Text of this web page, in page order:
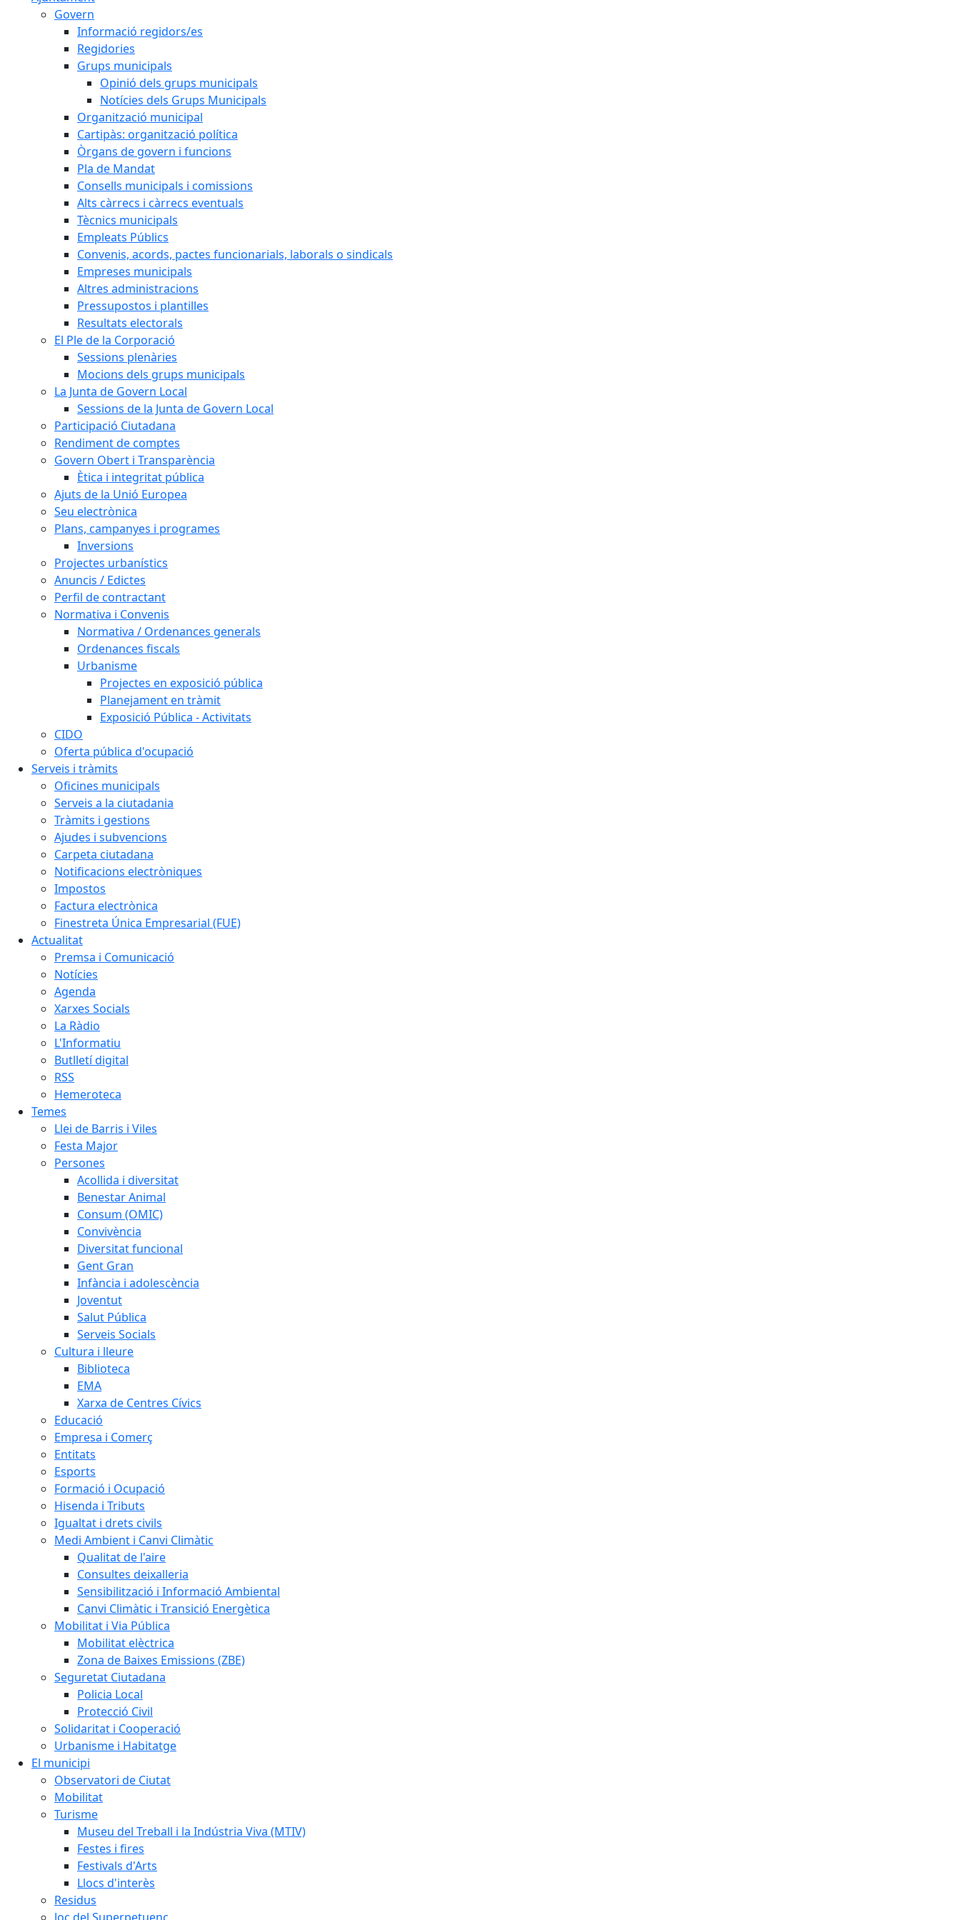
Govern
Informació regidors/es
Regidories
Grups municipals
Opinió dels grups municipals
Notícies dels Grups Municipals
Organització municipal
Cartipàs: organització política
Òrgans de govern i funcions
Pla de Mandat
Consells municipals i comissions
Alts càrrecs i càrrecs eventuals
Tècnics municipals
Empleats Públics
Convenis, acords, pactes funcionarials, laborals o sindicals
Empreses municipals
Altres administracions
Pressupostos i plantilles
Resultats electorals
El Ple de la Corporació
Sessions plenàries
Mocions dels grups municipals
La Junta de Govern Local
Sessions de la Junta de Govern Local
Participació Ciutadana
Rendiment de comptes
Govern Obert i Transparència
Ètica i integritat pública
Ajuts de la Unió Europea
Seu electrònica
Plans, campanyes i programes
Inversions
Projectes urbanístics
Anuncis / Edictes
Perfil de contractant
Normativa i Convenis
Normativa / Ordenances generals
Ordenances fiscals
Urbanisme
Projectes en exposició pública
Planejament en tràmit
Exposició Pública - Activitats
CIDO
Oferta pública d'ocupació
Serveis i tràmits
Oficines municipals
Serveis a la ciutadania
Tràmits i gestions
Ajudes i subvencions
Carpeta ciutadana
Notificacions electròniques
Impostos
Factura electrònica
Finestreta Única Empresarial (FUE)
Actualitat
Premsa i Comunicació
Notícies
Agenda
Xarxes Socials
La Ràdio
L'Informatiu
Butlletí digital
RSS
Hemeroteca
Temes
Llei de Barris i Viles
Festa Major
Persones
Acollida i diversitat
Benestar Animal
Consum (OMIC)
Convivència
Diversitat funcional
Gent Gran
Infància i adolescència
Joventut
Salut Pública
Serveis Socials
Cultura i lleure
Biblioteca
EMA
Xarxa de Centres Cívics
Educació
Empresa i Comerç
Entitats
Esports
Formació i Ocupació
Hisenda i Tributs
Igualtat i drets civils
Medi Ambient i Canvi Climàtic
Qualitat de l'aire
Consultes deixalleria
Sensibilització i Informació Ambiental
Canvi Climàtic i Transició Energètica
Mobilitat i Via Pública
Mobilitat elèctrica
Zona de Baixes Emissions (ZBE)
Seguretat Ciutadana
Policia Local
Protecció Civil
Solidaritat i Cooperació
Urbanisme i Habitatge
El municipi
Observatori de Ciutat
Mobilitat
Turisme
Museu del Treball i la Indústria Viva (MTIV)
Festes i fires
Festivals d'Arts
Llocs d'interès
Residus